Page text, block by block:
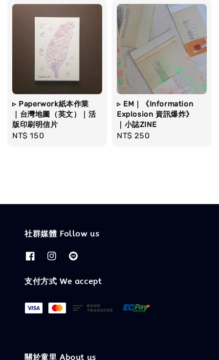
▹ Paperwork紙本作業
｜台灣地圖（英文）｜活
版印刷明信片
Regular
NT$ 150
▹ EM｜《Information
Explosion 資訊爆炸》
｜小誌ZINE
Regular
NT$ 250
社群媒體 Follow us
支付方式 We accept
關於童里 About us